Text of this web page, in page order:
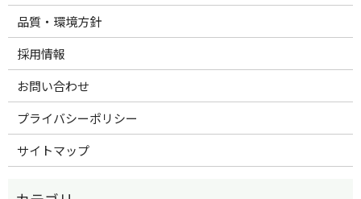
品質・環境方針
採用情報
お問い合わせ
プライバシーポリシー
サイトマップ